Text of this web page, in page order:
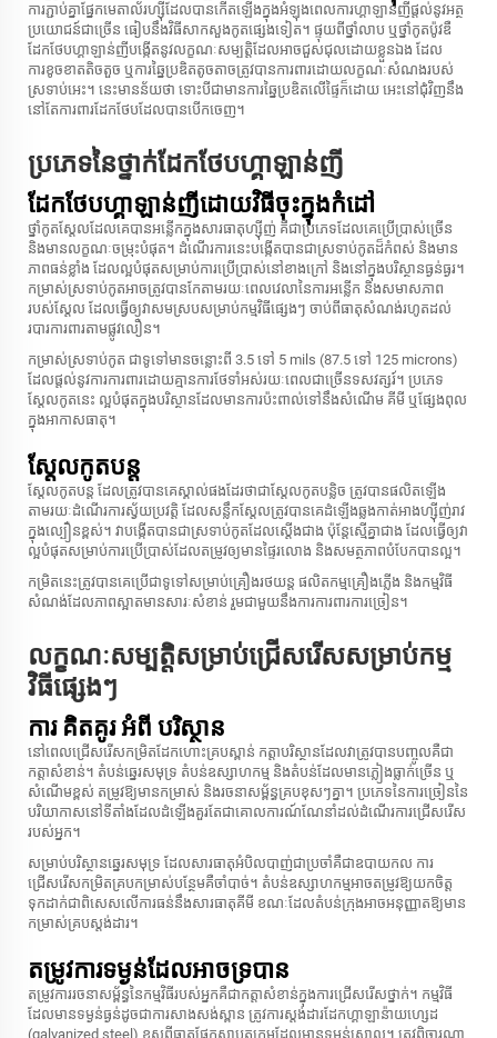
ការភ្ជាប់គ្នាផ្នែកមេតាល័រហ្ស៊ីដែលបានកើតឡើងក្នុងអំឡុងពេលការហ្គាឡាន់ញីផ្តល់នូវអត្ថ
ប្រយោជន៍ជាច្រើន ធៀបនឹងវិធីសាកសួងកូតផ្សេងទៀត។ ផ្ទុយពីថ្នាំលាប ឬថ្នាំកូតប៉ូវឌឺ
ដែកថែបហ្គាឡាន់ញីបង្កើតនូវលក្ខណៈសម្បត្តិដែលអាចជួសជុលដោយខ្លួនឯង ដែល
ការខូចខាតតិចតួច ឬការឆ្នៃប្រឌិតតូចតាចត្រូវបានការពារដោយលក្ខណៈសំណងរបស់
ស្រទាប់អេះ។ នេះមានន័យថា ទោះបីជាមានការឆ្នៃប្រឌិតលើផ្ទៃក៏ដោយ អេះនៅជុំវិញនឹង
នៅតែការពារដែកថែបដែលបានបើកចេញ។
ប្រភេទនៃថ្នាក់ដែកថែបហ្គាឡាន់ញី
ដែកថែបហ្គាឡាន់ញីដោយវិធីចុះក្នុងកំដៅ
ថ្នាំកូតស្តែលដែលគេបានអន្លើកក្នុងសារធាតុហ្ស៊ីញ់ គឺជាប្រភេទដែលគេប្រើប្រាស់ច្រើន
និងមាន​លក្ខណៈ​ចម្រុះ​បំផុត។ ដំណើរការនេះបង្កើតបានជាស្រទាប់កូតដ៏កំពស់ និង​មាន​
ភាព​ធន់​ខ្លាំង ដែលល្អ​បំផុត​សម្រាប់​ការ​ប្រើ​ប្រាស់​នៅ​ខាង​ក្រៅ និង​នៅ​ក្នុង​បរិស្ថាន​ធ្ងន់​ធ្ងរ​។
កម្រាស់​ស្រទាប់​កូត​អាច​ត្រូវ​បាន​កែតាម​រយៈ​ពេល​វេលា​នៃ​ការ​អន្លើក និង​សមាសភាព​
របស់​ស្តែល ដែល​ធ្វើ​ឲ្យ​វា​សមស្រប​សម្រាប់​កម្មវិធី​ផ្សេងៗ ចាប់​ពី​ធាតុ​សំណង់​រហូត​ដល់​
របារ​ការពារ​តាម​ផ្លូវ​លឿន​។
កម្រាស់ស្រទាប់កូត ជាទូទៅមានចន្លោះពី 3.5 ទៅ 5 mils (87.5 ទៅ 125 microns)
ដែលផ្តល់នូវការការពារដោយ​គ្មាន​ការ​ថែទាំអស់រយៈពេលជាច្រើនទសវត្សរ៍។ ប្រភេទ
ស្តែលកូតនេះ ល្អបំផុតក្នុងបរិស្ថានដែលមានការប៉ះពាល់ទៅនឹងសំណើម គីមី ឬ​ផ្សែង​ពុល​
ក្នុង​អាកាសធាតុ​។
ស្តែលកូតបន្ត
ស្តែលកូតបន្ត ដែលត្រូវបានគេស្គាល់ផងដែរថាជាស្តែលកូតបន្លិច ត្រូវបានផលិតឡើង
តាមរយៈដំណើរការស្វ័យប្រវត្តិ ដែលសន្លឹកស្តែលត្រូវបានគេដំឡើងឆ្លងកាត់អាងហ្ស៊ីញ់រាវ
ក្នុងល្បឿនខ្ពស់។ វាបង្កើតបានជាស្រទាប់កូតដែលស្តើងជាង ប៉ុន្តែស្មើគ្នាជាង ដែលធ្វើឲ្យវា
ល្អបំផុតសម្រាប់ការប្រើប្រាស់ដែលតម្រូវឲ្យមានផ្ទៃរលោង និងសមត្ថភាពបំបែកបានល្អ។
កម្រិតនេះត្រូវបានគេប្រើជាទូទៅសម្រាប់គ្រឿងរថយន្ត ផលិតកម្មគ្រឿងភ្លើង និងកម្មវិធី
សំណង់ដែលភាពស្អាតមានសារៈសំខាន់ រួមជាមួយនឹងការការពារការច្រៀន។
លក្ខណៈសម្បត្តិសម្រាប់ជ្រើសរើសសម្រាប់កម្ម
វិធីផ្សេងៗ
ការ គិតគូរ អំពី បរិស្ថាន
នៅពេលជ្រើសរើសកម្រិតដែកហោះគ្របស្ពាន់ កត្តាបរិស្ថានដែលវាត្រូវបានបញ្ចូលគឺជា
កត្តាសំខាន់។ តំបន់ឆ្នេរសមុទ្រ តំបន់ឧស្សាហកម្ម និងតំបន់ដែលមានភ្លៀងធ្លាក់ច្រើន ឬ
សំណើមខ្ពស់ តម្រូវឱ្យមានកម្រាស់ និងរចនាសម្ព័ន្ធគ្របខុសៗគ្នា។ ប្រភេទនៃការច្រៀននៃ
បរិយាកាសនៅទីតាំងដែលដំឡើងគួរតែជាគោលការណ៍ណែនាំដល់ដំណើរការជ្រើសរើស
របស់អ្នក។
សម្រាប់បរិស្ថានឆ្នេរសមុទ្រ ដែលសារធាតុអំបិលបាញ់ជាប្រចាំគឺជាឧបាយកល ការ
ជ្រើសរើសកម្រិតគ្របកម្រាស់បន្ថែមគឺចាំបាច់។ តំបន់ឧស្សាហកម្ម​អាច​តម្រូវ​ឱ្យ​យក​ចិត្ត
ទុកដាក់​ជាពិសេស​លើ​ការ​ធន់​នឹង​សារធាតុគីមី ខណៈ​ដែល​តំបន់​ក្រុង​អាច​អនុញ្ញាត​ឱ្យ​មាន​
កម្រាស់​គ្រប​ស្តង់ដារ។
តម្រូវការ​ទម្ងន់​ដែល​អាច​ទ្រ​បាន
តម្រូវការរចនាសម្ព័ន្ធនៃកម្មវិធីរបស់អ្នកគឺជាកត្តាសំខាន់ក្នុងការជ្រើសរើសថ្នាក់។ កម្មវិធី
ដែលមានទម្ងន់ធ្ងន់ដូចជាការសាងសង់ស្ពាន ត្រូវការស្តង់ដារដែកហ្គាឡាន៉ាយហ្សេដ
(galvanized steel) ខុសពីធាតុផ្នែកស្ថាបត្យកម្មដែលមានទម្ងន់ស្រាល។ ត្រូវពិចារណា